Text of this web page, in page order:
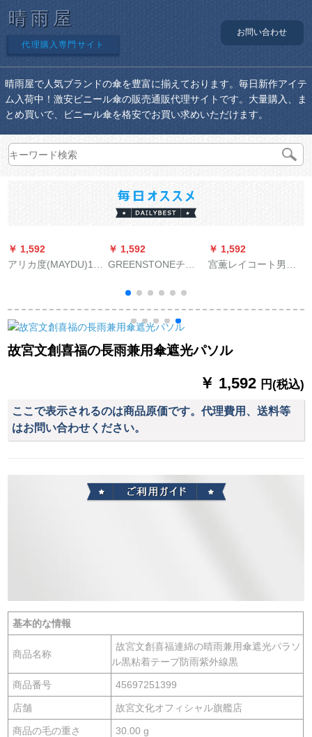
晴雨屋
代理購入専門サイト
お問い合わせ
晴雨屋で人気ブランドの傘を豊富に揃えております。毎日新作アイテ
ム入荷中！激安ビニール傘の販売通販代理サイトです。大量購入、ま
とめ買いで、ビニール傘を格安でお買い求めいただけます。
￥ 1,592
アリカ度(MAYDU)1
ネ防風柄傘M 128深
灰色
￥ 1,592
GREENSTONEチタ
50+日伞超軽量5折り
のみ超紫外线対策UV
伞男女兼用シバセミ
ナー
￥ 1,592
宫薫レイコート男女
明帯防水屋外非一次
故宮文創喜福の長雨兼用傘遮光パソル
￥ 1,592 円(税込)
ここで表示されるのは商品原価です。代理費用、送料等
はお問い合わせください。
基本的な情報
商品名称
故宮文創喜福連綿の晴雨兼用傘遮光パラソ
ル黒粘着テープ防雨紫外線黒
商品番号 45697251399
店舗 故宮文化オフィシャル旗艦店
商品の毛の重さ 30.00 g